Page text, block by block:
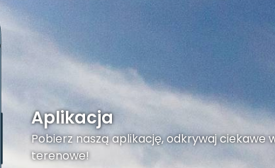
Aplikacja
Pobierz naszą aplikację, odkrywaj ciekawe
terenowe!